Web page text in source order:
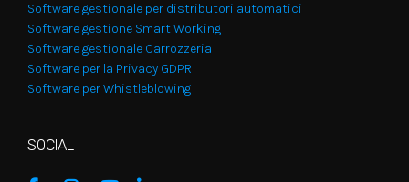
Software gestionale per distributori automatici
Software gestione Smart Working
Software gestionale Carrozzeria
Software per la Privacy GDPR
Software per Whistleblowing
SOCIAL